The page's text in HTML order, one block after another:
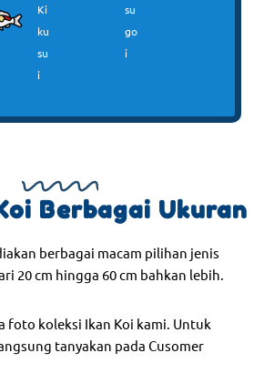
Ki
ku
su
i
su
go
i
Berbagai Ukuran
berbagai macam pilihan jenis
20 cm hingga 60 cm bahkan lebih.
foto koleksi Ikan Koi kami. Untuk
tanyakan pada Cusomer